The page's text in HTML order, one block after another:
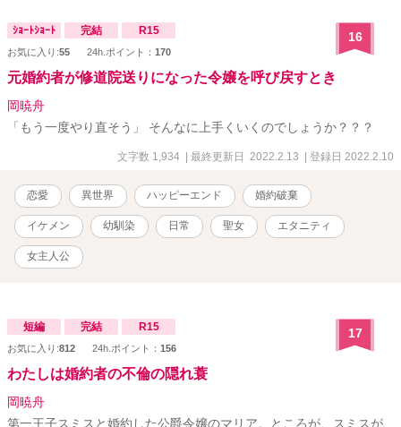
ｼｮｰﾄｼｮｰﾄ 完結 R15
お気に入り:55 24h.ポイント： 170
16
元婚約者が修道院送りになった令嬢を呼び戻すとき
岡暁舟
「もう一度やり直そう」 そんなに上手くいくのでしょうか？？？
文字数 1,934 | 最終更新日 2022.2.13 | 登録日 2022.2.10
恋愛 異世界 ハッピーエンド 婚約破棄
イケメン 幼馴染 日常 聖女 エタニティ
女主人公
短編 完結 R15
お気に入り:812 24h.ポイント： 156
17
わたしは婚約者の不倫の隠れ蓑
岡暁舟
第一王子スミスと婚約した公爵令嬢のマリア。ところが、スミスが